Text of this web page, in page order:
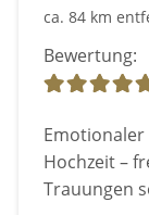
ca. 84 km
Bewertung:
Hochzeit –
Trauungen